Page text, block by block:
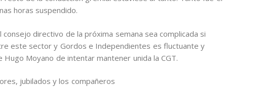
horas suspendido.
directivo de la próxima semana sea complicada si
este sector y Gordos e Independientes es fluctuante y
Moyano de intentar mantener unida la CGT.
jubilados y los compañeros